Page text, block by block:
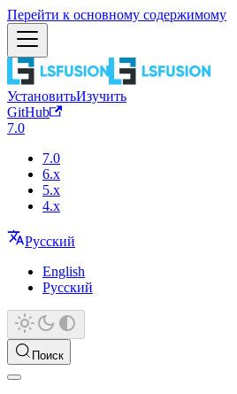
Перейти к основному содержимому
УстановитьИзучить
GitHub
7.0
7.0
6.x
5.x
4.x
Русский
English
Русский
Поиск